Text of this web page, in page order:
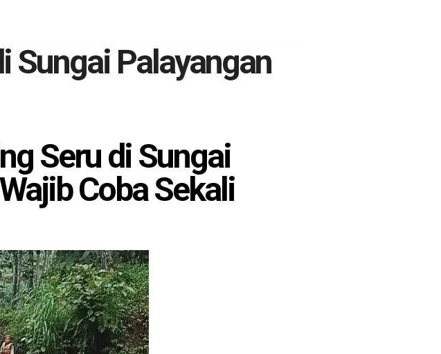
Sungai Palayangan
Seru di Sungai
Coba Sekali